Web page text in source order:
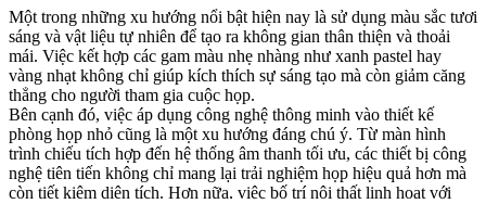
Một trong những xu hướng nổi bật hiện nay là sử dụng màu sắc tươi
sáng và vật liệu tự nhiên để tạo ra không gian thân thiện và thoải
mái. Việc kết hợp các gam màu nhẹ nhàng như xanh pastel hay
vàng nhạt không chỉ giúp kích thích sự sáng tạo mà còn giảm căng
thẳng cho người tham gia cuộc họp.
Bên cạnh đó, việc áp dụng công nghệ thông minh vào thiết kế
phòng họp nhỏ cũng là một xu hướng đáng chú ý. Từ màn hình
trình chiếu tích hợp đến hệ thống âm thanh tối ưu, các thiết bị công
nghệ tiên tiến không chỉ mang lại trải nghiệm họp hiệu quả hơn mà
còn tiết kiệm diện tích. Hơn nữa, việc bố trí nội thất linh hoạt với